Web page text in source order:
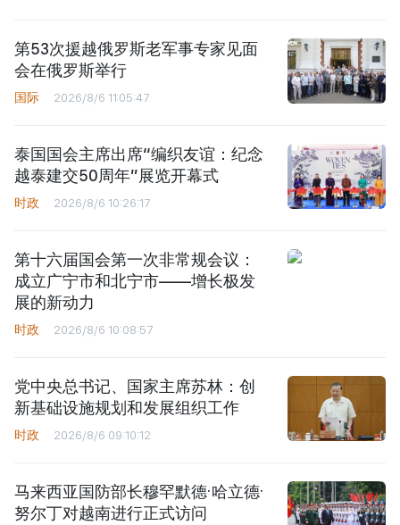
第53次援越俄罗斯老军事专家见面
会在俄罗斯举行
国际 2026/8/6 11:05:47
泰国国会主席出席“编织友谊：纪念
越泰建交50周年”展览开幕式
时政 2026/8/6 10:26:17
第十六届国会第一次非常规会议：
成立广宁市和北宁市——增长极发
展的新动力
时政 2026/8/6 10:08:57
党中央总书记、国家主席苏林：创
新基础设施规划和发展组织工作
时政 2026/8/6 09:10:12
马来西亚国防部长穆罕默德·哈立德·
努尔丁对越南进行正式访问